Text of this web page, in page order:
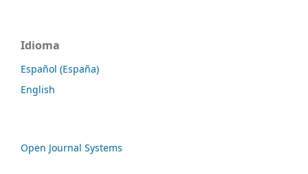
Idioma
Español (España)
English
Open Journal Systems